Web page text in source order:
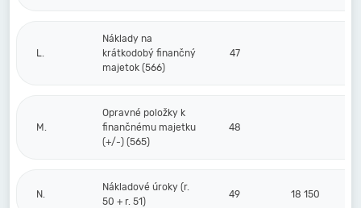
L.
Náklady na
krátkodobý finančný
majetok (566)
47
M.
Opravné položky k
finančnému majetku
(+/-) (565)
48
N.
Nákladové úroky (r.
50 + r. 51)
49 18 150